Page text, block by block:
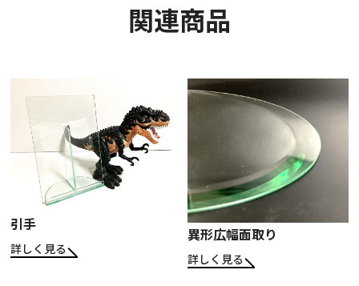
関連商品
引手
詳しく見る
異形広幅面取り
詳しく見る